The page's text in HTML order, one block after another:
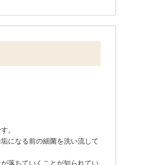
。
になる前の細菌を洗い流して
落ちていくことが知られてい